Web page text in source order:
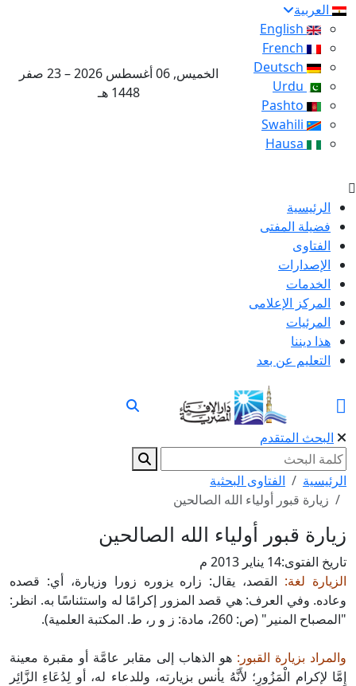
العربية
الخميس, 06 أغسطس 2026 – 23 صفر
1448 هـ
الرئيسية
فضيلة المفتى
الفتاوى
الإصدارات
الخدمات
المركز الإعلامى
المرئيات
هذا ديننا
التعليم عن بعد
البحث المتقدم
الرئيسية
الفتاوى البحثية
زيارة قبور أولياء الله الصالحين
زيارة قبور أولياء الله الصالحين
تاريخ الفتوى:14 يناير 2013 م
الزيارة لغة: القصد، يقال: زاره يزوره زورا وزيارة، أي: قصده
وعاده. وفي العرف: هي قصد المزور إكرامًا له واستئناسًا به. انظر:
"المصباح المنير" (ص: 260، مادة: ز و ر، ط. المكتبة العلمية).
والمراد بزيارة القبور: هو الذهاب إلى مقابر عامَّة أو مقبرة معينة
إِمَّا لإكرام الْمَزُورِ؛ لأَنَّهُ يأنس بزيارته، وللدعاء له، أو لِدُعَاءِ الزَّائِر